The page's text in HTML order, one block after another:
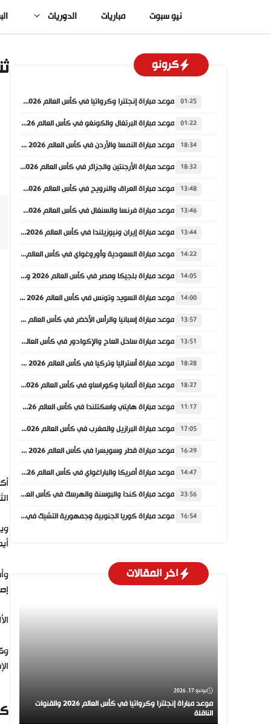
المحتوى
نيو سبوت مباريات الدوريات
كرونو
01:25 موعد مباراة إنجلترا وكرواتيا في كأس العالم 2026 والقنوات الناقلة
01:22 موعد مباراة البرتغال والكونغو في كأس العالم 2026 والقنوات الناقلة
18:34 موعد مباراة النمسا والأردن في كأس العالم 2026 والقنوات الناقلة
18:32 موعد مباراة الأرجنتين والجزائر في كأس العالم 2026 والقنوات الناقلة
13:48 موعد مباراة العراق والنرويج في كأس العالم 2026 والقنوات الناقلة
13:46 موعد مباراة فرنسا والسنغال في كأس العالم 2026 والقنوات الناقلة
13:44 موعد مباراة إيران ونيوزيلندا في كأس العالم 2026 والقنوات الناقلة
14:22 موعد مباراة السعودية وأوروغواي في كأس العالم 2026 والقنوات الناقلة
14:05 موعد مباراة بلجيكا ومصر في كأس العالم 2026 والقنوات الناقلة
14:00 موعد مباراة السويد وتونس في كأس العالم 2026 والقنوات الناقلة
13:57 موعد مباراة إسبانيا والرأس الأخضر في كأس العالم 2026 والقنوات الناقلة
13:51 موعد مباراة ساحل العاج والإكوادور في كأس العالم 2026 والقنوات الناقلة
18:28 موعد مباراة أستراليا وتركيا في كأس العالم 2026 والقنوات الناقلة
18:27 موعد مباراة ألمانيا وكوراساو في كأس العالم 2026 والقنوات الناقلة
11:17 موعد مباراة هايتي واسكتلندا في كأس العالم 2026 والقنوات الناقلة
17:05 موعد مباراة البرازيل والمغرب في كأس العالم 2026 والقنوات الناقلة
16:29 موعد مباراة قطر وسويسرا في كأس العالم 2026 والقنوات الناقلة
14:47 موعد مباراة أمريكا والباراغواي في كأس العالم 2026 والقنوات الناقلة
23:56 موعد مباراة كندا والبوسنة والهرسك في كأس العالم 2026 والقنوات الناقلة
16:54 موعد مباراة كوريا الجنوبية وجمهورية التشيك في كأس العالم 2026 والقنوات الناقلة
اخر المقالات
يونيو 17, 2026
موعد مباراة إنجلترا وكرواتيا في كأس العالم 2026 والقنوات
الناقلة